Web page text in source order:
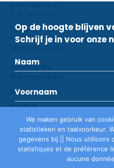
We maken gebruik van
statistieken en taalvoorkeur.
gegevens bij || Nous utilisons
statistiques et de préférence
aucune
Tel: 02 660 59 11
Fax: 02 660 50 97
info@vsoa-pol.be
Afdelingen &
Nieuws
Contact
Lid worden
Op de hoogte blijven
Schrijf je in voor onze